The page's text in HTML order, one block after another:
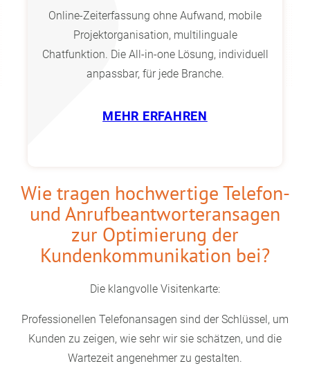
Online-Zeiterfassung ohne Aufwand, mobile
Projektorganisation, multilinguale
Chatfunktion. Die All-in-one Lösung, individuell
anpassbar, für jede Branche.
MEHR ERFAHREN
Wie tragen hochwertige Telefon-
und Anrufbeantworteransagen
zur Optimierung der
Kundenkommunikation bei?
Die klangvolle Visitenkarte:
Professionellen Telefonansagen sind der Schlüssel, um
Kunden zu zeigen, wie sehr wir sie schätzen, und die
Wartezeit angenehmer zu gestalten.